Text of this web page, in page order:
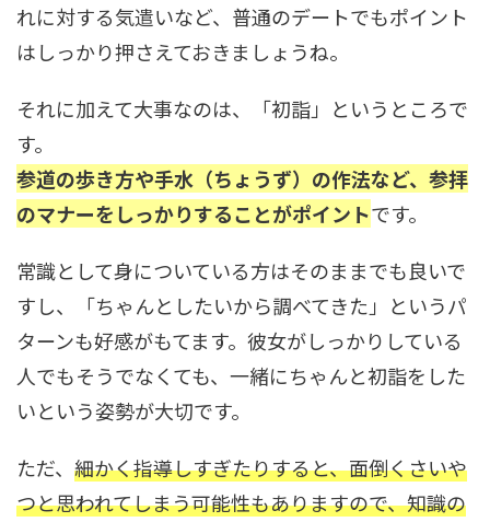
れに対する気遣いなど、普通のデートでもポイント
はしっかり押さえておきましょうね。
それに加えて大事なのは、「初詣」というところで
す。
参道の歩き方や手水（ちょうず）の作法など、参拝
のマナーをしっかりすることがポイントです。
常識として身についている方はそのままでも良いで
すし、「ちゃんとしたいから調べてきた」というパ
ターンも好感がもてます。彼女がしっかりしている
人でもそうでなくても、一緒にちゃんと初詣をした
いという姿勢が大切です。
ただ、 細かく指導しすぎたりすると、面倒くさいや
つと思われてしまう可能性もありますので、知識の